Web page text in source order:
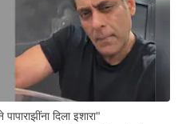
दिला इशारा"